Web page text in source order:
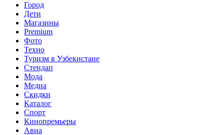
Город
Дети
Магазины
Premium
Фото
Техно
Туризм в Узбекистане
Стендап
Мода
Медиа
Скидки
Каталог
Спорт
Кинопремьеры
Авиа